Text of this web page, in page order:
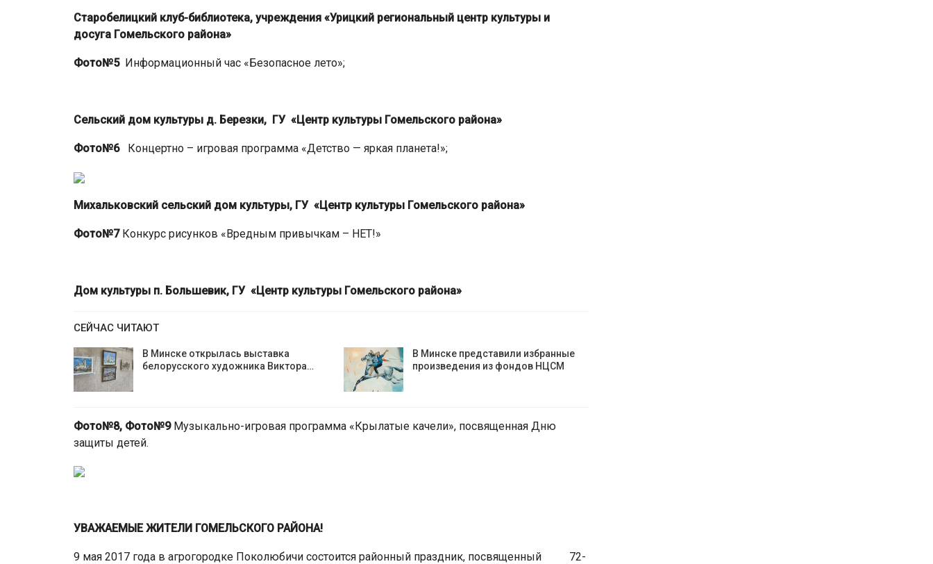
Старобелицкий клуб-библиотека, учреждения «Урицкий региональный центр культуры и
досуга Гомельского района»
Фото№5Информационный час «Безопасное лето»;
Сельский дом культуры д. Березки, ГУ «Центр культуры Гомельского района»
Фото№6 Концертно – игровая программа «Детство — яркая планета!»;
Михальковский сельский дом культуры, ГУ «Центр культуры Гомельского района»
Фото№7Конкурс рисунков «Вредным привычкам – НЕТ!»
Дом культуры п. Большевик, ГУ «Центр культуры Гомельского района»
СЕЙЧАС ЧИТАЮТ
В Минске открылась выставка
белорусского художника Виктора…
В Минске представили избранные
произведения из фондов НЦСМ
Фото№8, Фото№9 Музыкально-игровая программа «Крылатые качели», посвященная Дню
защиты детей.
УВАЖАЕМЫЕ ЖИТЕЛИ ГОМЕЛЬСКОГО РАЙОНА!
9 мая 2017 года в агрогородке Поколюбичи состоится районный праздник, посвященный 72-